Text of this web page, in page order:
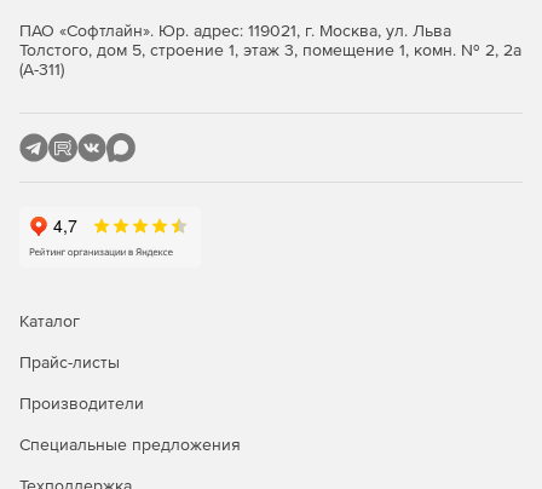
ПАО «Софтлайн». Юр. адрес: 119021, г. Москва, ул. Льва
Толстого, дом 5, строение 1, этаж 3, помещение 1, комн. № 2, 2а
(А-311)
Каталог
Прайс-листы
Производители
Специальные предложения